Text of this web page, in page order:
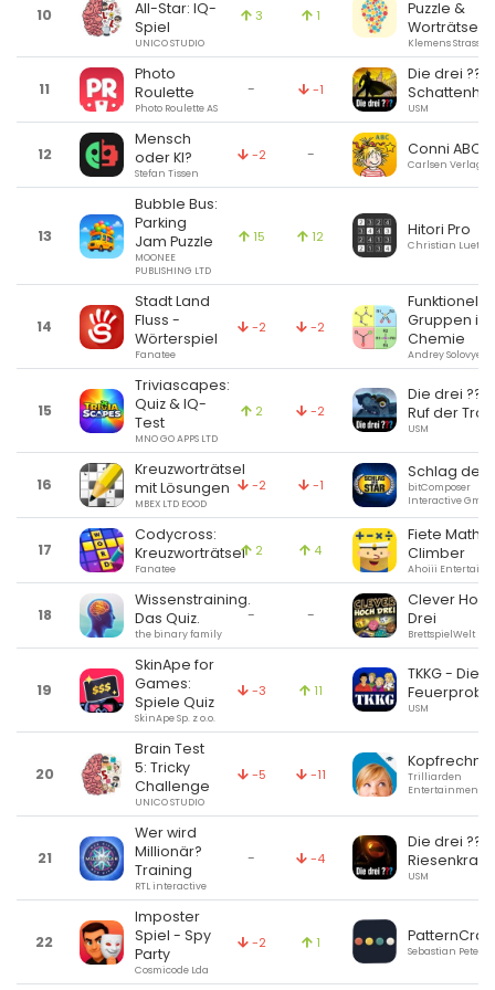
10
All-Star: IQ-
Spiel
UNICO STUDIO
3 1
Puzzle &
Worträtsel
Klemens Strasser
11
Photo
Roulette
Photo Roulette AS
- -1
Die drei ???
USM
12
Mensch
oder KI?
Stefan Tissen
-2 - Conni ABC
Carlsen Verlag
13
Bubble Bus:
Parking
Jam Puzzle
MOONEE
PUBLISHING LTD
15 12 Hitori Pro
Christian Lueth
14
Stadt Land
Fluss -
Wörterspiel
Fanatee
-2 -2
Funktionelle
Gruppen in
Chemie
Andrey Solovyev
15
Triviascapes:
Quiz & IQ-
Test
MNO GO APPS LTD
2 -2
Die drei ???
Ruf der
USM
16
Kreuzworträtsel
mit Lösungen
MBEX LTD EOOD
-2 -1
Schlag den
bitComposer
Interactive GmbH
17
Codycross:
Kreuzworträtsel
Fanatee
2 4
Fiete Math
Climber
Ahoiii
18
Wissenstraining.
Das Quiz.
the binary family
- -
Clever Hoch
Drei
BrettspielWelt
19
SkinApe for
Games:
Spiele Quiz
SkinApe Sp. z o.o.
-3 11
TKKG - Die
Feuerprobe
USM
20
Brain Test
5: Tricky
Challenge
UNICO STUDIO
-5 -11
Trilliarden
Entertainment
21
Wer wird
Millionär?
Training
RTL interactive
- -4
Die drei ???
Riesenkrake
USM
22
Imposter
Spiel - Spy
Party
Cosmicode Lda
-2 1 Sebastian Peters